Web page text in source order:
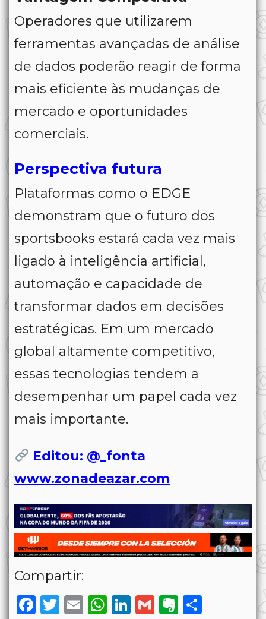
Operadores que utilizarem
ferramentas avançadas de análise
de dados poderão reagir de forma
mais eficiente às mudanças de
mercado e oportunidades
comerciais.
Perspectiva futura
Plataformas como o EDGE
demonstram que o futuro dos
sportsbooks estará cada vez mais
ligado à inteligência artificial,
automação e capacidade de
transformar dados em decisões
estratégicas. Em um mercado
global altamente competitivo,
essas tecnologias tendem a
desempenhar um papel cada vez
mais importante.
Editou: @_fonta
www.zonadeazar.com
Compartir:
Facebook
Twitter
EmailWhatsApp
LinkedIn
GmailEvernote